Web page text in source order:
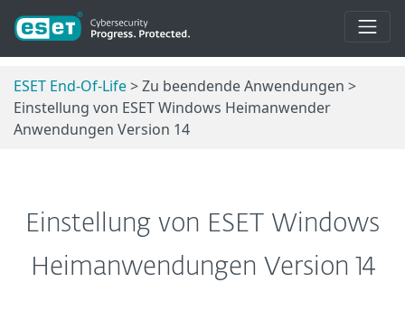
ESET End-Of-Life> Zu beendende Anwendungen >
Einstellung von ESET Windows Heimanwender
Anwendungen Version 14
Einstellung von ESET Windows
Heimanwendungen Version 14